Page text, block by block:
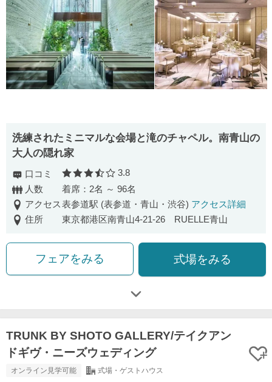
洗練されたミニマルな会場と滝のチャペル。南青山の
大人の隠れ家
口コミ 口コミ評価
3.8
人数
着席：2名 ～ 96名
アクセス表参道駅 (表参道・青山・渋谷) アクセス詳細
住所
東京都港区南青山4-21-26 RUELLE青山
フェアをみる 式場をみる
TRUNK BY SHOTO GALLERY/テイクアン
ドギヴ・ニーズウェディング
オンライン見学可能 式場・ゲストハウス